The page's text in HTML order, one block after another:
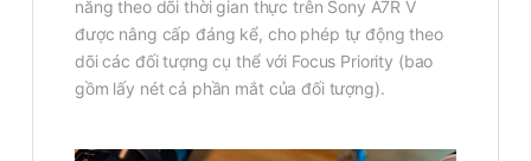
năng theo dõi thời gian thực trên Sony A7R V
được nâng cấp đáng kể, cho phép tự động theo
dõi các đối tượng cụ thể với Focus Priority (bao
gồm lấy nét cả phần mắt của đối tượng).